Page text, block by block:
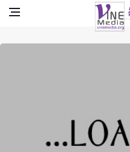
Vine Media
葡萄樹傳媒